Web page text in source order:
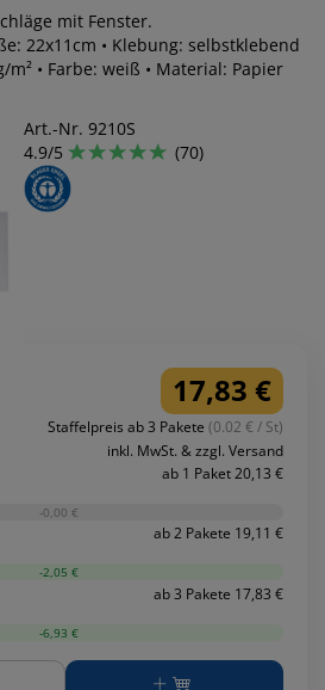
mit Fenster.
22x11cm • Klebung: selbstklebend
• Farbe: weiß • Material: Papier
Art.-Nr. 9210S
4.9/5
(70)
17,83 €
Staffelpreis ab 3 Pakete (0.02 € / St)
inkl. MwSt. & zzgl. Versand
ab 1 Paket 20,13 €
-0,00 €
ab 2 Pakete 19,11 €
-2,05 €
ab 3 Pakete 17,83 €
-6,93 €